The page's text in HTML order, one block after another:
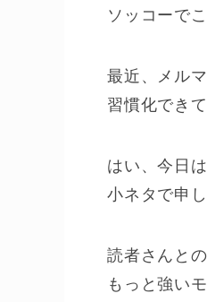
ソッコーで
最近、メル
習慣化でき
はい、今日
小ネタで申
読者さんと
もっと強い